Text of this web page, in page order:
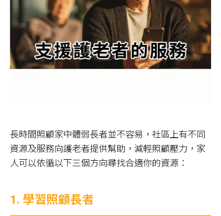
長時間照顧家中體弱長者並不容易，社區上有不同
資源及服務向護老者提供幫助，減輕照顧壓力，家
人可以依循以下三個方向尋找合適你的資源：
1. 學習照顧長者